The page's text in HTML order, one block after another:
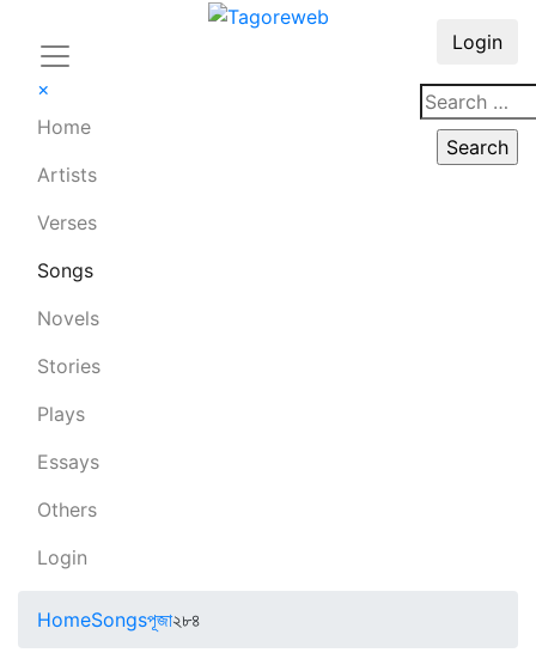
×
Home
Artists
Verses
Songs
Novels
Stories
Plays
Essays
Others
Login
Login
HomeSongsপূজা২৮৪